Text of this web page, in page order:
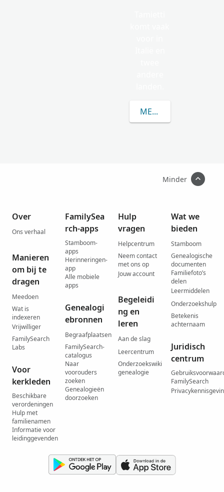
MEER OVER TAMIETTI
Minder
Over
Ons verhaal
Manieren
om bij te
dragen
Meedoen
Wat is
indexeren
Vrijwilliger
FamilySearch
Labs
Voor
kerkleden
Beschikbare
verordeningen
Hulp met
familienamen
Informatie voor
leidinggevenden
FamilySea
rch-apps
Stamboom-
apps
Herinneringen-
app
Alle mobiele
apps
Genealogi
ebronnen
Begraafplaatsen
FamilySearch-
catalogus
Naar
voorouders
zoeken
Genealogieën
doorzoeken
Hulp
vragen
Helpcentrum
Neem contact
met ons op
Jouw account
Begeleidi
ng en
leren
Aan de slag
Leercentrum
Onderzoekswiki
genealogie
Wat we
bieden
Stamboom
Genealogische
documenten
Familiefoto’s
delen
Leermiddelen
Onderzoekshulp
Betekenis
achternaam
Juridisch
centrum
FamilySearch